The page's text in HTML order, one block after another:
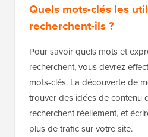
Quels mots-clés les
recherchent-ils ?
Pour savoir quels mots et
recherchent, vous devrez
mots-clés. La découverte de
trouver des idées de contenu
recherchent réellement, et
plus de trafic sur votre site.